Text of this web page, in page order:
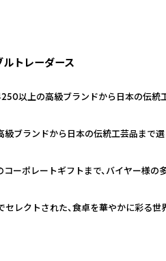
ルトレーダース
以上の高級ブランドから日本の伝統
ランドから日本の伝統工芸品まで選
ーポレートギフトまで、バイヤー様の
レクトされた、食卓を華やかに彩る